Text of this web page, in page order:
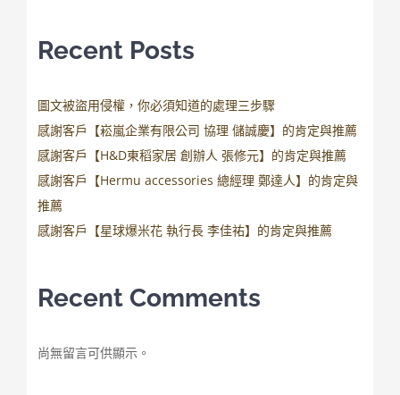
Recent Posts
圖文被盜用侵權，你必須知道的處理三步驟
感謝客戶【崧嵐企業有限公司 協理 儲誠慶】的肯定與推薦
感謝客戶【H&D東稻家居 創辦人 張修元】的肯定與推薦
感謝客戶【Hermu accessories 總經理 鄭達人】的肯定與
推薦
感謝客戶【星球爆米花 執行長 李佳祐】的肯定與推薦
Recent Comments
尚無留言可供顯示。